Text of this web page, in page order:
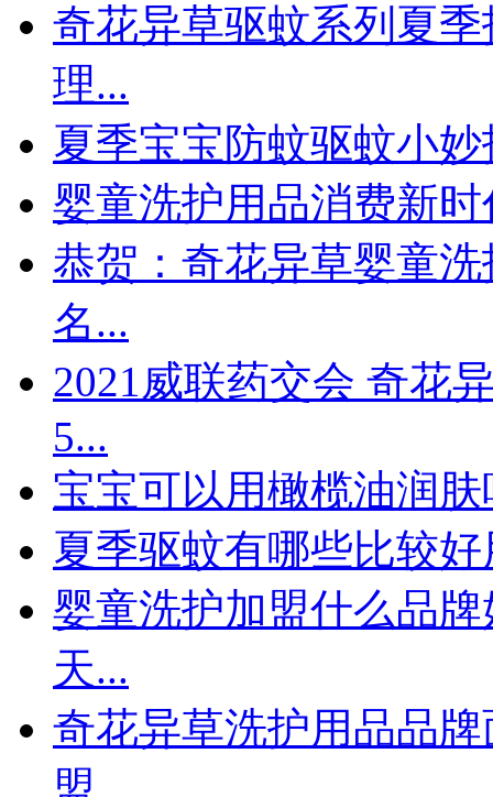
奇花异草驱蚊系列夏
理...
夏季宝宝防蚊驱蚊小
婴童洗护用品消费新
恭贺：奇花异草婴童
名...
2021威联药交会 奇花
5...
宝宝可以用橄榄油润
夏季驱蚊有哪些比较
婴童洗护加盟什么品
天...
奇花异草洗护用品品